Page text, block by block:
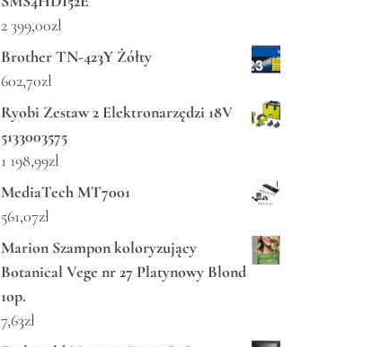
2 399,00zł
Brother TN-423Y Żółty
602,70zł
Ryobi Zestaw 2 Elektronarzędzi 18V
5133003575
1 198,99zł
MediaTech MT7001
561,07zł
Marion Szampon koloryzujący
Botanical Vege nr 27 Platynowy Blond
1op.
7,63zł